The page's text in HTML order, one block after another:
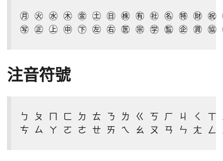
㊊ ㊋ ㊌ ㊍ ㊎ ㊏ ㊐ ㊑ ㊒ ㊓ ㊔ ㊕ ㊖ ㊗
㊢ ㊣ ㊤ ㊥ ㊦ ㊧ ㊨ ㊩ ㊪ ㊫ ㊬ ㊭ ㊮ ㊯
注音符號
ㄅ ㄆ ㄇ ㄈ ㄉ ㄊ ㄋ ㄌ ㄍ ㄎ ㄏ ㄐ ㄑ ㄒ
ㄘ ㄙ ㄚ ㄛ ㄜ ㄝ ㄞ ㄟ ㄠ ㄡ ㄢ ㄣ ㄤ ㄥ